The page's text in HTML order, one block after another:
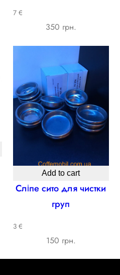
7 €
350 грн.
Add to cart
Сліпе сито для чистки
груп
3 €
150 грн.